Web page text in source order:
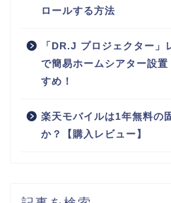
ロールする方法
「DR.J プロジェクター
で簡易ホームシアター設
すめ！
楽天モバイルは1年無料の
か？【購入レビュー】